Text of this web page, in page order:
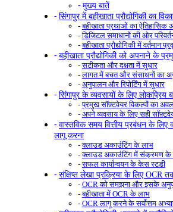
मुख्य बातें
सिंगापुर में बहीखाता प्रौद्योगिकी का
बहीखाता प्रथाओं का ऐतिहासिक
डिजिटल समाधानों की ओर
बहीखाता प्रौद्योगिकी में वर्तमान
बहीखाता प्रौद्योगिकी को अपनाने के
सटीकता और दक्षता में सुधार
लागत में बचत और संसाधनों का
अनुपालन और रिपोर्टिंग में सुधार
सिंगापुर के व्यवसायों के लिए लोकप्रिय
प्रमुख सॉफ़्टवेयर विकल्पों का
अपने व्यवसाय के लिए सही
वास्तविक समय वित्तीय प्रबंधन के
लागू करना
क्लाउड अकाउंटिंग के लाभ
क्लाउड अकाउंटिंग में संक्रमण के
सफल कार्यान्वयन के केस स्टडी
संक्षिप्त लेखा प्रक्रिया के लिए OCR
OCR को समझना और इसके
बहीखाता में OCR के लाभ
OCR लागू करने के सर्वोत्तम